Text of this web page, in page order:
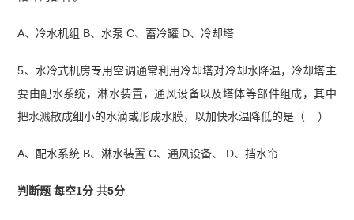
A、冷水机组 B、水泵 C、蓄冷罐 D、冷却塔
5、水冷式机房专用空调通常利用冷却塔对冷却水降温，冷却塔主
要由配水系统，淋水装置，通风设备以及塔体等部件组成，其中
把水溅散成细小的水滴或形成水膜，以加快水温降低的是（ ）
A、配水系统 B、淋水装置 C、通风设备、 D、挡水帘
判断题 每空1分 共5分